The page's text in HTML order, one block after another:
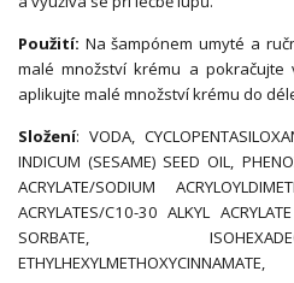
Použití: Na šampónem umyté a
malé množství krému a
aplikujte malé množství krému do
Složení: VODA,
INDICUM (SESAME) SEED OIL,
ACRYLATE/SODIUM
ACRYLATES/C10-30 ALKYL
SORBATE,